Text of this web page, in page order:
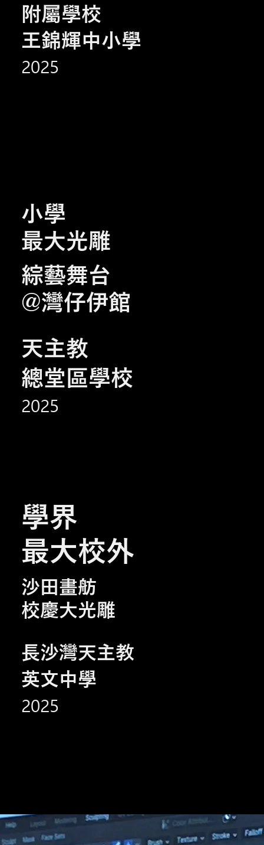
附屬學校
王錦輝中小學
2025
小學
最大光雕
綜藝舞台
@灣仔伊館
天主教
總堂區學校
2025
學界
最大校外
沙田畫舫
校慶大光雕
長沙灣天主教
英文中學
2025